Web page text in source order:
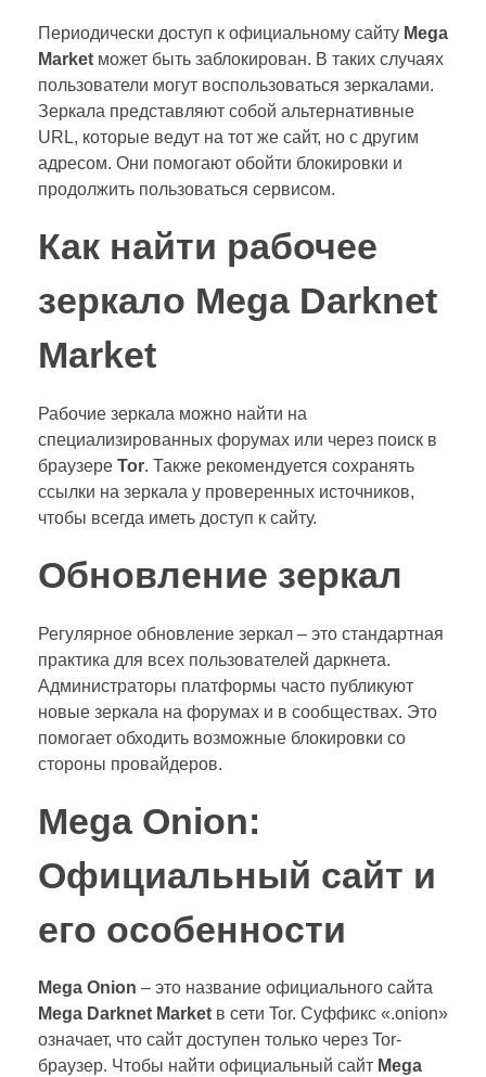
Периодически доступ к официальному сайту Mega
Market может быть заблокирован. В таких случаях
пользователи могут воспользоваться зеркалами.
Зеркала представляют собой альтернативные
URL, которые ведут на тот же сайт, но с другим
адресом. Они помогают обойти блокировки и
продолжить пользоваться сервисом.
Как найти рабочее
зеркало Mega Darknet
Market
Рабочие зеркала можно найти на
специализированных форумах или через поиск в
браузере Tor. Также рекомендуется сохранять
ссылки на зеркала у проверенных источников,
чтобы всегда иметь доступ к сайту.
Обновление зеркал
Регулярное обновление зеркал – это стандартная
практика для всех пользователей даркнета.
Администраторы платформы часто публикуют
новые зеркала на форумах и в сообществах. Это
помогает обходить возможные блокировки со
стороны провайдеров.
Mega Onion:
Официальный сайт и
его особенности
Mega Onion – это название официального сайта
Mega Darknet Market в сети Tor. Суффикс «.onion»
означает, что сайт доступен только через Tor-
браузер. Чтобы найти официальный сайт Mega